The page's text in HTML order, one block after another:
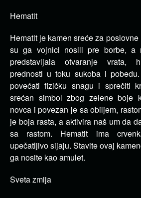
Hematit
Hematit je kamen sreće za
su ga vojnici nosili pre borbe, a
predstavljala otvaranje vrata,
prednosti u toku sukoba i
povećati fizičku snagu i sprečiti
srećan simbol zbog zelene boje
novca i povezan je sa obiljem,
je boja rasta, a aktivira naš um da
sa rastom. Hematit ima
upečatljivo sijaju. Stavite ovaj
ga nosite kao amulet.
Sveta zmija